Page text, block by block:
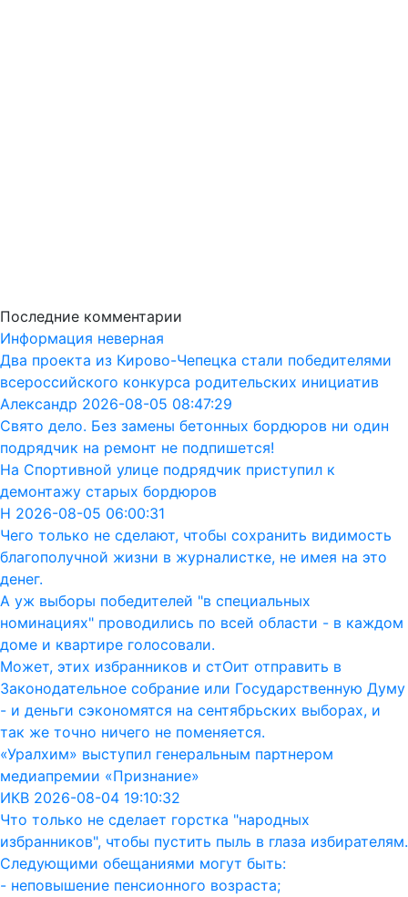
Последние комментарии
Информация неверная
Два проекта из Кирово-Чепецка стали победителями
всероссийского конкурса родительских инициатив
Александр 2026-08-05 08:47:29
Свято дело. Без замены бетонных бордюров ни один
подрядчик на ремонт не подпишется!
На Спортивной улице подрядчик приступил к
демонтажу старых бордюров
Н 2026-08-05 06:00:31
Чего только не сделают, чтобы сохранить видимость
благополучной жизни в журналистке, не имея на это
денег.
А уж выборы победителей "в специальных
номинациях" проводились по всей области - в каждом
доме и квартире голосовали.
Может, этих избранников и стОит отправить в
Законодательное собрание или Государственную Думу
- и деньги сэкономятся на сентябрьских выборах, и
так же точно ничего не поменяется.
«Уралхим» выступил генеральным партнером
медиапремии «Признание»
ИКВ 2026-08-04 19:10:32
Что только не сделает горстка "народных
избранников", чтобы пустить пыль в глаза избирателям.
Следующими обещаниями могут быть:
- неповышение пенсионного возраста;